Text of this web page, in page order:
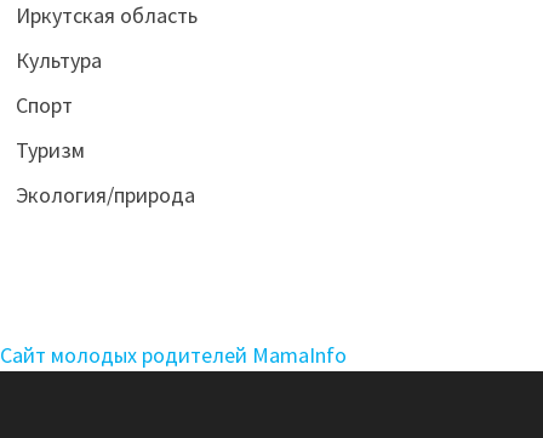
Иркутская область
Культура
Спорт
Туризм
Экология/природа
Сайт молодых родителей MamaInfo